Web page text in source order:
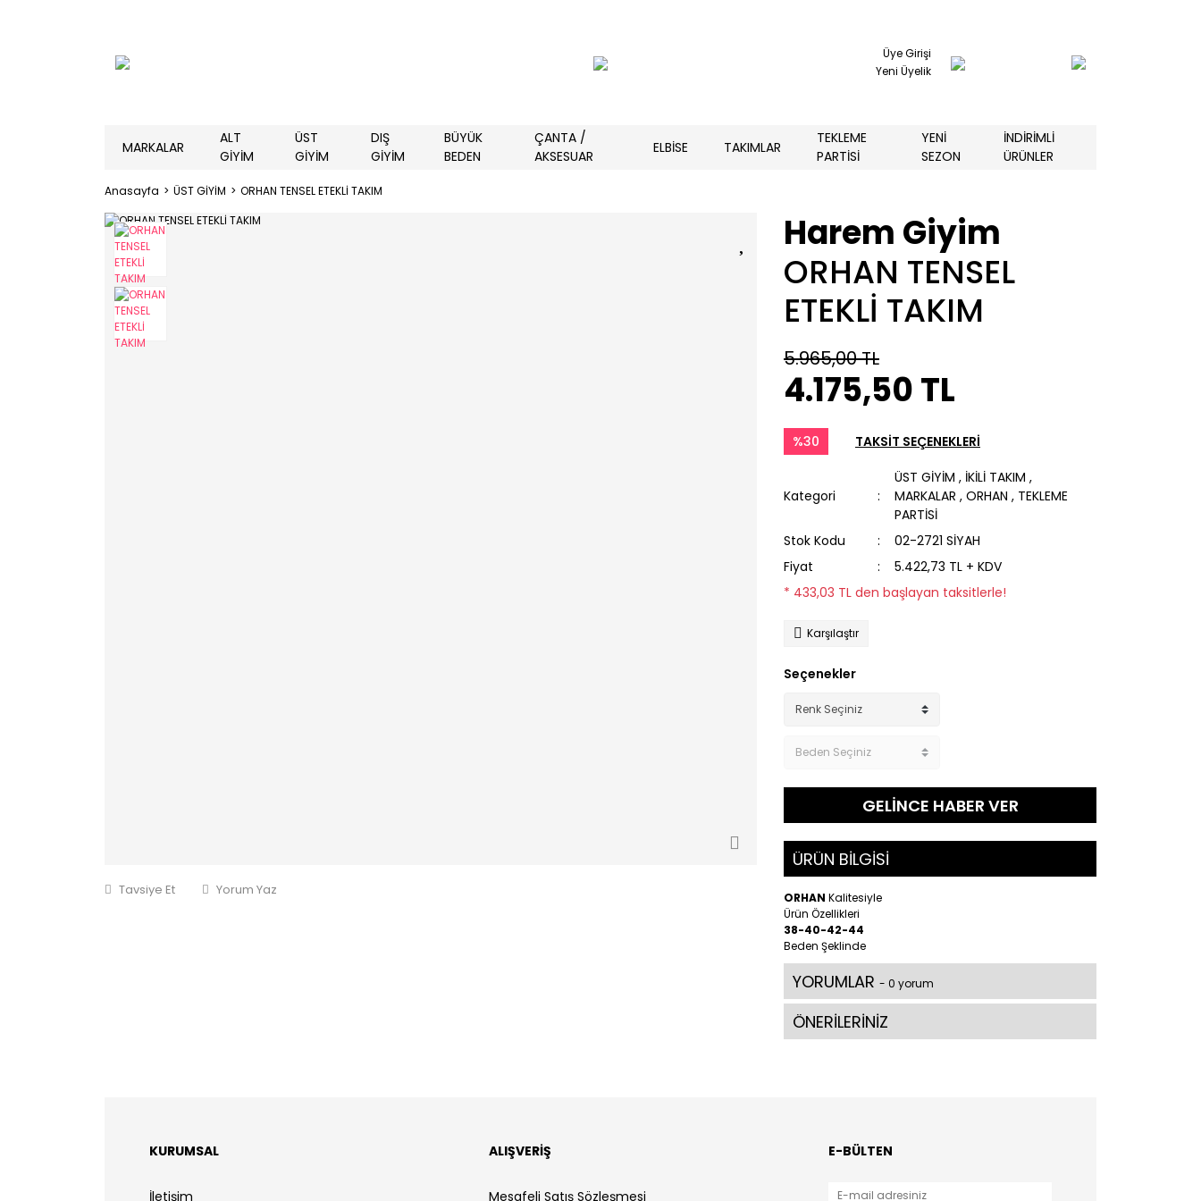
Üye Girişi
Yeni Üyelik
MARKALAR
ALT
GİYİM
ÜST
GİYİM
DIŞ
GİYİM
BÜYÜK
BEDEN
ÇANTA /
AKSESUAR
ELBİSE TAKIMLAR
TEKLEME
PARTİSİ
YENİ
SEZON
İNDİRİMLİ
ÜRÜNLER
Anasayfa ÜST GİYİM ORHAN TENSEL ETEKLİ TAKIM
Tavsiye Et Yorum Yaz
Harem Giyim
ORHAN TENSEL
ETEKLİ TAKIM
5.965,00 TL
4.175,50 TL
%30 TAKSİT SEÇENEKLERİ
Kategori
ÜST GİYİM , İKİLİ TAKIM ,
MARKALAR , ORHAN , TEKLEME
PARTİSİ
Stok Kodu
02-2721 SİYAH
Fiyat
5.422,73 TL + KDV
* 433,03 TL den başlayan taksitlerle!
Karşılaştır
Seçenekler
GELİNCE HABER VER
ÜRÜN BİLGİSİ
ORHAN Kalitesiyle
Ürün Özellikleri
38-40-42-44
Beden Şeklinde
YORUMLAR - 0 yorum
ÖNERİLERİNİZ
KURUMSAL
İletişim
ALIŞVERİŞ
Mesafeli Satış Sözleşmesi
E-BÜLTEN